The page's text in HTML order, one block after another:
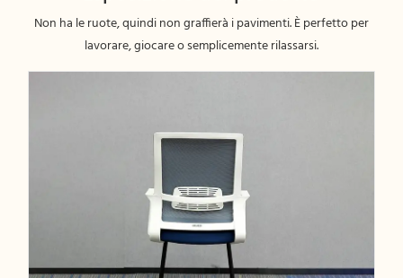
Non ha le ruote, quindi non graffierà i pavimenti. È perfetto per
lavorare, giocare o semplicemente rilassarsi.